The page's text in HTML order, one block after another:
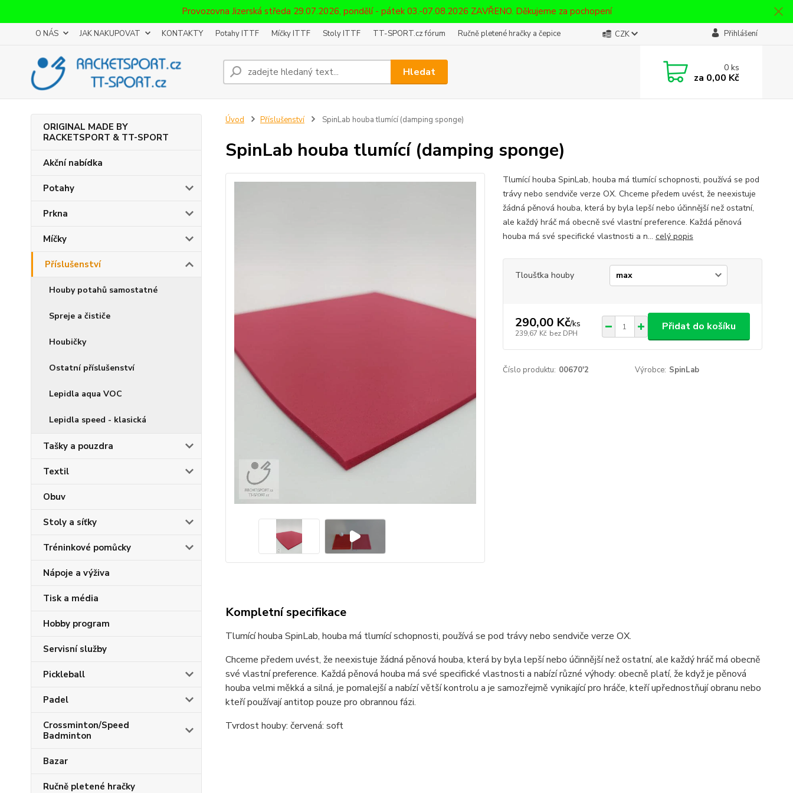
Provozovna Jizerská středa 29.07.2026, pondělí - pátek 03.-07.08.2026 ZAVŘENO. Děkujeme za pochopení
O NÁS JAK NAKUPOVAT KONTAKTY Potahy ITTF Míčky ITTF Stoly ITTF TT-SPORT.cz fórum Ručně pletené hračky a čepice CZK Přihlášení
Hledat 0ks
za 0,00 Kč
ORIGINAL MADE BY
RACKETSPORT & TT-SPORT
Akční nabídka
Potahy
Prkna
Míčky
Příslušenství
Houby potahů samostatné
Spreje a čističe
Houbičky
Ostatní příslušenství
Lepidla aqua VOC
Lepidla speed - klasická
Tašky a pouzdra
Textil
Obuv
Stoly a síťky
Tréninkové pomůcky
Nápoje a výživa
Tisk a média
Hobby program
Servisní služby
Pickleball
Padel
Crossminton/Speed
Badminton
Bazar
Ručně pletené hračky
Úvod Příslušenství SpinLab houba tlumící (damping sponge)
SpinLab houba tlumící (damping sponge)
Tlumící houba SpinLab, houba má tlumící schopnosti, používá se pod
trávy nebo sendviče verze OX. Chceme předem uvést, že neexistuje
žádná pěnová houba, která by byla lepší nebo účinnější než ostatní,
ale každý hráč má obecně své vlastní preference. Každá pěnová
houba má své specifické vlastnosti a n... celý popis
Tloušťka houby
290,00 Kč/ks
239,67 Kč bez DPH
Přidat do košíku
Číslo produktu: 00670'2 Výrobce: SpinLab
Kompletní specifikace
Tlumící houba SpinLab, houba má tlumící schopnosti, používá se pod trávy nebo sendviče verze OX.
Chceme předem uvést, že neexistuje žádná pěnová houba, která by byla lepší nebo účinnější než ostatní, ale každý hráč má obecně
své vlastní preference. Každá pěnová houba má své specifické vlastnosti a nabízí různé výhody: obecně platí, že když je pěnová
houba velmi měkká a silná, je pomalejší a nabízí větší kontrolu a je samozřejmě vynikající pro hráče, kteří upřednostňují obranu nebo
kteří používají antitop pouze pro obrannou fázi.
Tvrdost houby: červená: soft